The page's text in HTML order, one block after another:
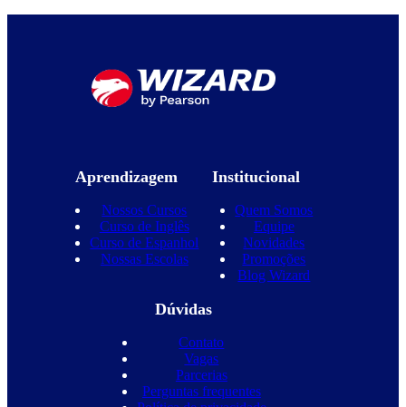
Aprendizagem
Nossos Cursos
Curso de Inglês
Curso de Espanhol
Nossas Escolas
Institucional
Quem Somos
Equipe
Novidades
Promoções
Blog Wizard
Dúvidas
Contato
Vagas
Parcerias
Perguntas frequentes